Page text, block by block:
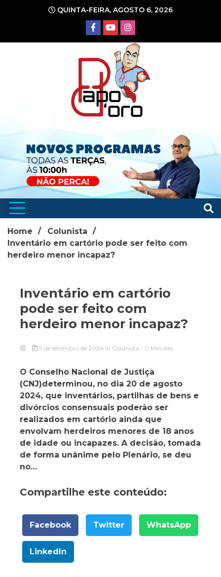
conteúdo
QUINTA-FEIRA, AGOSTO 6, 2026
Home
Colunista
Inventário em cartório pode ser feito com
herdeiro menor incapaz?
Inventário em cartório
pode ser feito com
herdeiro menor incapaz?
7 de setembro de 2024 in Colunista - 0 Minutes
O Conselho Nacional de Justiça
(CNJ)determinou, no dia 20 de agosto
2024, que inventários, partilhas de bens e
divórcios consensuais poderão ser
realizados em cartório ainda que
envolvam herdeiros menores de 18 anos
de idade ou incapazes. A decisão, tomada
de forma unânime pelo Plenário, se deu
no…
Compartilhe este conteúdo:
Facebook Twitter WhatsApp
LinkedIn